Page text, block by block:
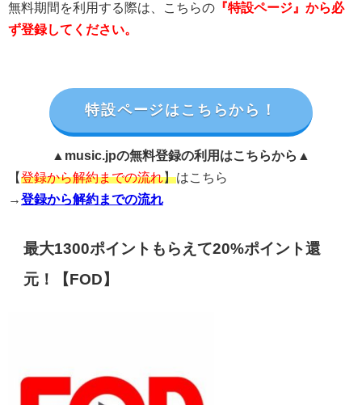
無料期間を利用する際は、こちらの 『特設ページ』から必
ず登録してください。
特設ページはこちらから！
▲music.jpの無料登録の利用はこちらから▲
【登録から解約までの流れ】はこちら
→登録から解約までの流れ
最大1300ポイントもらえて20%ポイント還
元！【FOD】